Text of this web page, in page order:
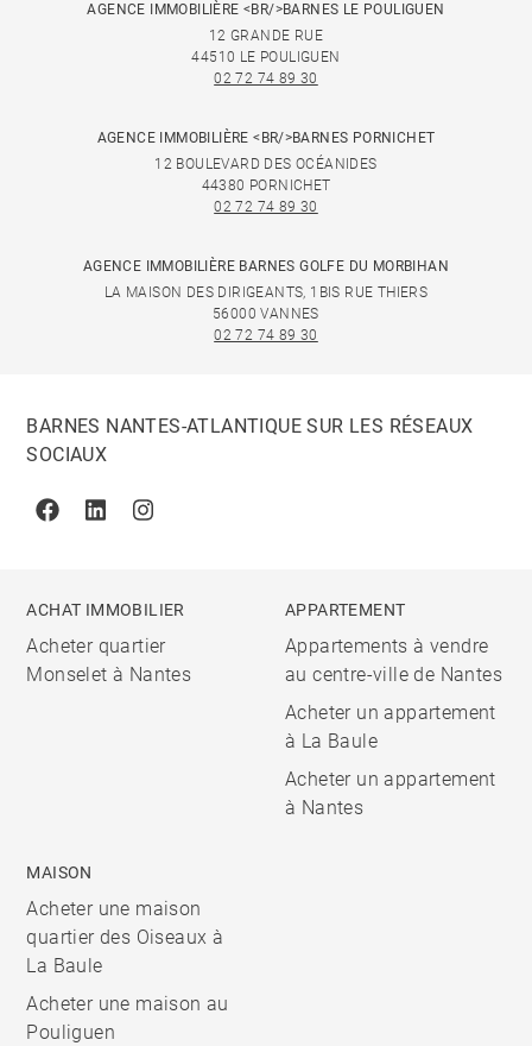
AGENCE IMMOBILIÈRE <BR/>BARNES LE POULIGUEN
12 GRANDE RUE
44510 LE POULIGUEN
02 72 74 89 30
AGENCE IMMOBILIÈRE <BR/>BARNES PORNICHET
12 BOULEVARD DES OCÉANIDES
44380 PORNICHET
02 72 74 89 30
AGENCE IMMOBILIÈRE BARNES GOLFE DU MORBIHAN
LA MAISON DES DIRIGEANTS, 1BIS RUE THIERS
56000 VANNES
02 72 74 89 30
BARNES NANTES-ATLANTIQUE SUR LES RÉSEAUX
SOCIAUX
FacebookLinkedinInstagram
ACHAT IMMOBILIER
Acheter quartier
Monselet à Nantes
APPARTEMENT
Appartements à vendre
au centre-ville de Nantes
Acheter un appartement
à La Baule
Acheter un appartement
à Nantes
MAISON
Acheter une maison
quartier des Oiseaux à
La Baule
Acheter une maison au
Pouliguen